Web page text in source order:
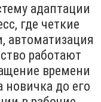
адаптации
где четкие
автоматизация
работают
времени
новичка до его